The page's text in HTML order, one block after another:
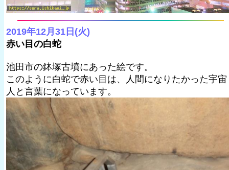
2019年12月31日(火)
赤い目の白蛇
池田市の鉢塚古墳にあった絵です。
このように白蛇で赤い目は、人間になりたかった宇宙
人と言葉になっています。